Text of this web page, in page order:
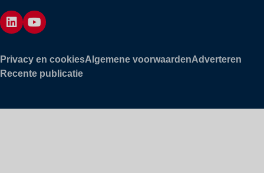
Privacy en cookiesAlgemene voorwaardenAdverteren
Recente publicatie